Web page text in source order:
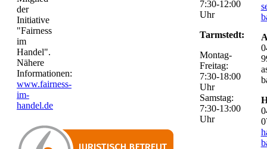
der
Initiative
"Fairness
im
Handel".
Nähere
Informationen:
www.fairness-
im-
handel.de
7:30-12:00
Uhr
Tarmstedt:
Montag-
Freitag:
7:30-18:00
Uhr
Samstag:
7:30-13:00
Uhr